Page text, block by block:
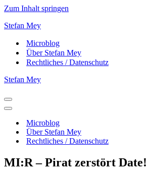
Zum Inhalt springen
Stefan Mey
Microblog
Über Stefan Mey
Rechtliches / Datenschutz
Stefan Mey
Navigationsmenü
Navigationsmenü
Microblog
Über Stefan Mey
Rechtliches / Datenschutz
MI:R – Pirat zerstört Date!